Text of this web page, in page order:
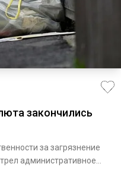
закончились
за загрязнение
административное